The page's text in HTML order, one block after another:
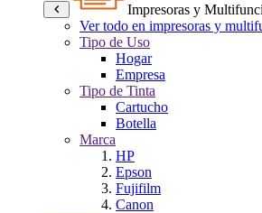
Impresoras y
Ver todo en impresoras y
Tipo de Uso
Hogar
Empresa
Tipo de Tinta
Cartucho
Botella
Marca
HP
Epson
Fujifilm
Canon